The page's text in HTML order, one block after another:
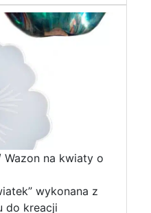
Wazon na kwiaty o
wykonana z
do kreacji